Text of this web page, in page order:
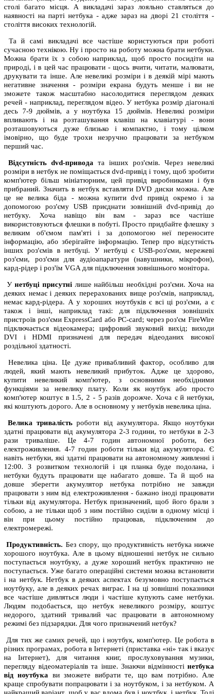
столі багато місця. А викладачі зараз лояльно ставляться до
наявності на парті нетбука - адже зараз на дворі 21 століття -
століття високих технологій.
Та й самі викладачі все частіше користуються при роботі
сучасною технікою. Ну і просто на роботу можна брати нетбуки.
Можна брати їх з собою наприклад, щоб просто посидіти на
природі, і в цей час працювати - щось вчити, читати, малювати,
друкувати та інше. Але невеликі розміри і в деякій мірі мають
негативне значення - розміри екрана будуть менше і ви не
зможете також масштабно насолодитися переглядом деяких
речей - наприклад, переглядом відео. У нетбука розмір діагоналі
десь 7-9 дюймів, а у ноутбука 15 дюймів. Невеликі розміри
впливають і на розташування клавіш на клавіатурі - вони
розташовуються дуже близько і компактно, і тому цілком
імовірно, що буде трохи незручно працювати за нетбуком
перший час.
Відсутність dvd-привода та інших роз'ємів. Через невеликі
розміри в нетбук не поміщається dvd-привід і тому, щоб зробити
комп'ютер більш мініатюрним, цей привід виробниками і був
прибраний. Значить в нетбук вставляти DVD диски можна. Але
це не велика біда - можна купити dvd привід окремо і за
допомогою роз'єму USB приєднати зовнішній dvd-привід до
нетбуку. Хоча навіщо він вам - зараз все частіше
використовуються флешки в побуті. Просто придбайте флешку з
великим об'ємом пам'яті і за допомогою неї переносите
інформацію, або зберігайте інформацію. Тепер про відсутність
інших роз'ємів в нетбуці. У нетбуці є USB-роз'єми, мережеві
роз'єми, роз'єми для аудіоапаратури (навушники, мікрофон),
кард-рідер і роз'їм VGA для підключення зовнішнього монітора.
Унетбуці присутні лише найбільш необхідні роз'єми. Хоча на
деяких немає і деяких перерахованих вище роз'ємів, наприклад,
немає кард-рідера. А у хороших ноутбуків є всі ці роз'єми, а є
також і інші, наприклад такі: для підключення зовнішніх
пристроїв роз'єми ExpressCard або PC-card; через роз'єм FireWire
підключається відеокамера; цифровий звуковий вихід; виходи
DVI і HDMI призначені для передач відеоданих високої
роздільної здатності.
Невелика ціна. Це дуже привабливий фактор, особливо для
людей, який мають невеликий прибуток. Адже це здорово,
купити невеликий комп'ютер, з основними необхідними
функціями за невелику плату. Коли як ноутбук або просто
комп'ютер коштує в 1.5, 2 - 5 разів дорожче. Хоча є й нетбуки,
які коштують дорого. Але в основному у нетбуків невелика ціна.
Велика тривалість роботи від акумулятора. Якщо ноутбуки
здатні працювати від акумулятора 2-3 години, то нетбуки в 2-3
рази триваліше. Це 4-7 годин автономної роботи, без
електроживлення. 4-7 годин роботи тільки від акумулятора. Є
навіть нетбуки, які здатні працювати на автономному живленні і
12:00. З розвитком технологій і ця планка буде подолана, і
нетбуки будуть працювати ще набагато довше. Та й щоб на
довше зберегти акумулятор нетбука потрібно не завжди
працювати з ним від електроживлення - бажано іноді працювати
тільки від акумулятора. Нетбук призначений, щоб його брали з
собою, а не тільки щоб з ним постійно сиділи в одному місці і
він при цьому постійно працював, підключеним до
електромережі.
Продуктивність. Без спору, що продуктивність нетбука нижче
хорошого ноутбука. Але в цьому відношенні нетбук не сильно
поступається ноутбуку, а дуже хороший нетбук практично не
поступається. Уже багато операційні системи можна встановити
і на нетбук. Нетбук в деяких аспектах безумовно поступається
ноутбуку, але в деяких речах виграє. І на ці зовнішні показники
все частіше дивляться люди і частіше купують саме нетбуки.
Людям подобається, що нетбук невеликого розміру, коштує
недорого, здатний тривалий час працювати в автономному
режимі без підзарядки. Для чого призначений нетбук?
Для тих же самих речей, що і ноутбук, комп'ютер. Це робота в
різних програмах, робота в Інтернеті (приставка «ні» так і вказує
на Інтернет), для читання книг, прослуховування музики,
перегляду відеоматеріалів та інше. Знаючи відмінності нетбука
від ноутбука ви зможете вибрати те, що вам потрібно. Але
краще спробувати попрацювати і за ноутбуком, і за нетбуком. А